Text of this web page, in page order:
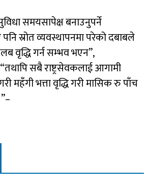
समयसापेक्ष बनाउनुपर्ने
स्रोत व्यवस्थापनमा परेको दबाबले
वृद्धि गर्न सम्भव भएन”,
सबै राष्ट्रसेवकलाई आगामी
महँगी भत्ता वृद्धि गरी मासिक रु पाँच